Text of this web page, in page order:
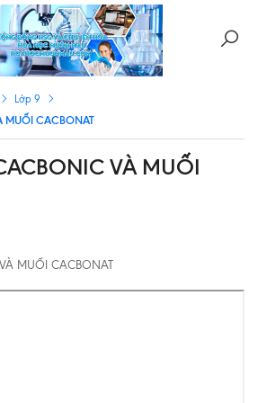
Lớp 9
MUỐI CACBONAT
VÀ MUỐI
MUỐI CACBONAT